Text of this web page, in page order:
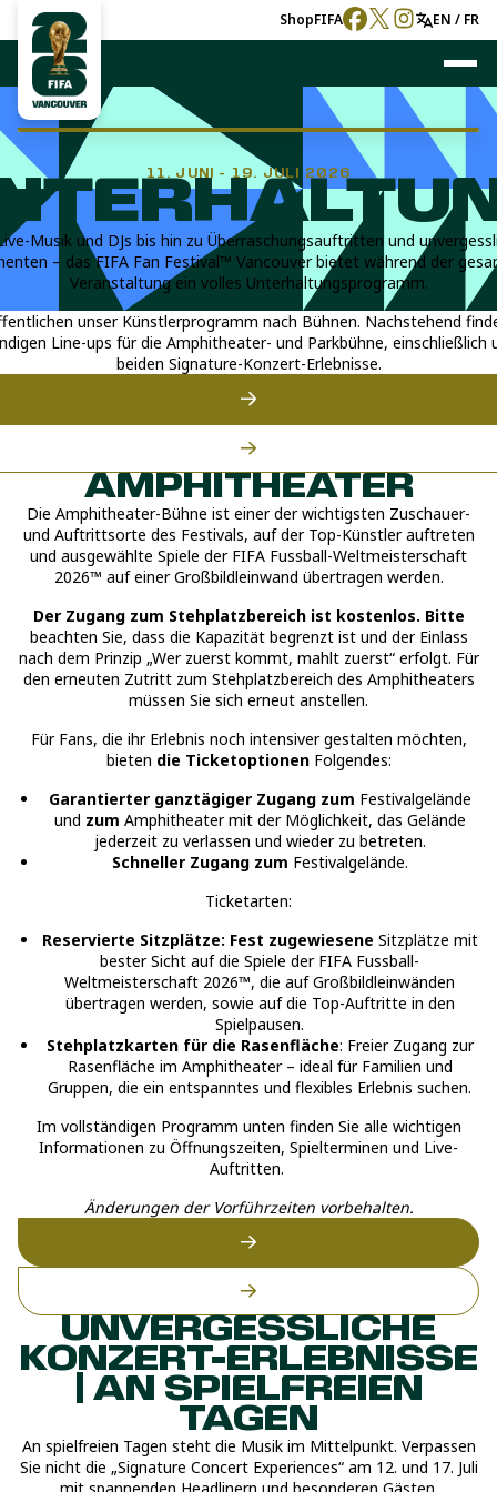
ShopFIFA EN / FR
11. JUNI – 19. JULI 2026
Musik und DJs bis hin zu Überraschungsauftritten und
– das FIFA Fan Festival™ Vancouver bietet während der
Veranstaltung ein volles Unterhaltungsprogramm.
unser Künstlerprogramm nach Bühnen. Nachstehend
Line-ups für die Amphitheater- und Parkbühne, einschließlich
beiden Signature-Konzert-Erlebnisse.
AMPHITHEATER
Die Amphitheater-Bühne ist einer der wichtigsten Zuschauer-
und Auftrittsorte des Festivals, auf der Top-Künstler auftreten
und ausgewählte Spiele der FIFA Fussball-Weltmeisterschaft
2026™ auf einer Großbildleinwand übertragen werden.
Der Zugang zum Stehplatzbereich ist kostenlos. Bitte
beachten Sie, dass die Kapazität begrenzt ist und der Einlass
nach dem Prinzip „Wer zuerst kommt, mahlt zuerst“ erfolgt. Für
den erneuten Zutritt zum Stehplatzbereich des Amphitheaters
müssen Sie sich erneut anstellen.
Für Fans, die ihr Erlebnis noch intensiver gestalten möchten,
bieten die TicketoptionenFolgendes:
Garantierter ganztägiger Zugang zum Festivalgelände
und zum Amphitheater mit der Möglichkeit, das Gelände
jederzeit zu verlassen und wieder zu betreten.
Schneller Zugang zum Festivalgelände.
Ticketarten:
Reservierte Sitzplätze: Fest zugewiesene Sitzplätze mit
bester Sicht auf die Spiele der FIFA Fussball-
Weltmeisterschaft 2026™, die auf Großbildleinwänden
übertragen werden, sowie auf die Top-Auftritte in den
Spielpausen.
Stehplatzkarten für die Rasenfläche: Freier Zugang zur
Rasenfläche im Amphitheater – ideal für Familien und
Gruppen, die ein entspanntes und flexibles Erlebnis suchen.
Im vollständigen Programm unten finden Sie alle wichtigen
Informationen zu Öffnungszeiten, Spielterminen und Live-
Auftritten.
Änderungen der Vorführzeiten vorbehalten.
UNVERGESSLICHE
KONZERT-ERLEBNISSE
| AN SPIELFREIEN
TAGEN
An spielfreien Tagen steht die Musik im Mittelpunkt. Verpassen
Sie nicht die „Signature Concert Experiences“ am 12. und 17. Juli